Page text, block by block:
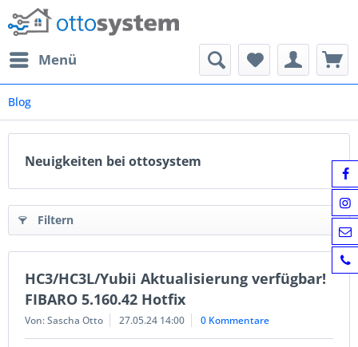
Menü
Blog
Neuigkeiten bei ottosystem
Filtern
HC3/HC3L/Yubii Aktualisierung verfügbar!
FIBARO 5.160.42 Hotfix
Von: Sascha Otto 27.05.24 14:00 0 Kommentare